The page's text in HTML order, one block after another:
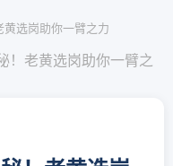
选岗助你一臂之力
！老黄选岗助你一臂之